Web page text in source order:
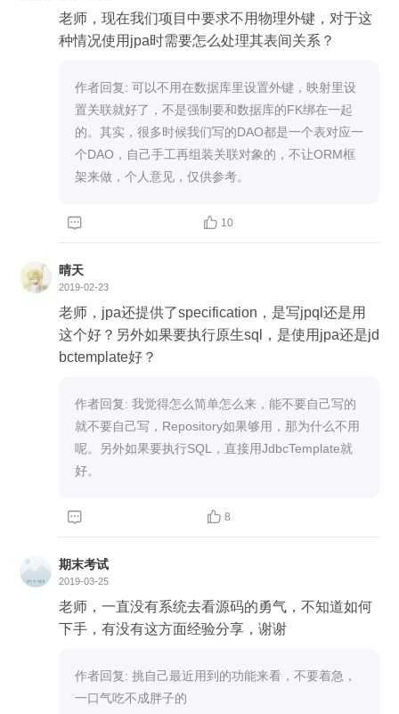
老师，现在我们项目中要求不用物理外键，对于这
种情况使用jpa时需要怎么处理其表间关系？
作者回复: 可以不用在数据库里设置外键，映射里设
置关联就好了，不是强制要和数据库的FK绑在一起
的。其实，很多时候我们写的DAO都是一个表对应一
个DAO，自己手工再组装关联对象的，不让ORM框
架来做，个人意见，仅供参考。
  10
晴天
2019-02-23
老师，jpa还提供了specification，是写jpql还是用
这个好？另外如果要执行原生sql，是使用jpa还是jd
bctemplate好？
作者回复: 我觉得怎么简单怎么来，能不要自己写的
就不要自己写，Repository如果够用，那为什么不用
呢。另外如果要执行SQL，直接用JdbcTemplate就
好。
  8
期末考试
2019-03-25
老师，一直没有系统去看源码的勇气，不知道如何
下手，有没有这方面经验分享，谢谢
作者回复: 挑自己最近用到的功能来看，不要着急，
一口气吃不成胖子的